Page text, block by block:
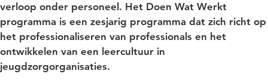
verloop onder personeel. Het Doen Wat Werkt
programma is een zesjarig programma dat zich richt op
het professionaliseren van professionals en het
ontwikkelen van een leercultuur in
jeugdzorgorganisaties.